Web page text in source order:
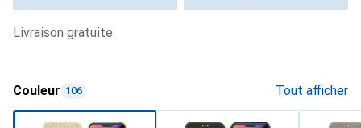
livraison gratuite
Couleur 106 Tout afficher